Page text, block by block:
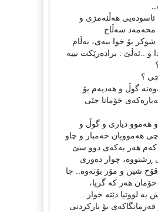
هەڵئەمژی و
سەڵاح
بۆ خوا ببەی، بەڵام
و ..ئەڵێ : برادەرێکت نییە
؟
گوڵ و هەدیەم بۆ
خۆمانا جێی
هەموو دیاری و گوڵ و
هەموویان خەمبار و چاو
کەم هەر یەکەی دوو سێ
ڕشتووە، چوار دەوری
شین و مۆر بۆتەوە.. جا
هەر کە گریا،
بە لووتیا دێتە خوار ..
بۆ بارکردنی